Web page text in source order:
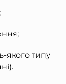
якого типу